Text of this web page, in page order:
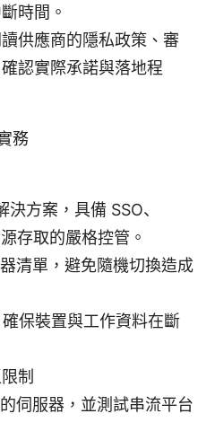
時間。
供應商的隱私政策、審
認實際承諾與落地程
務
方案，具備 SSO、
存取的嚴格控管。
清單，避免隨機切換造成
保裝置與工作資料在斷
制
伺服器，並測試串流平台